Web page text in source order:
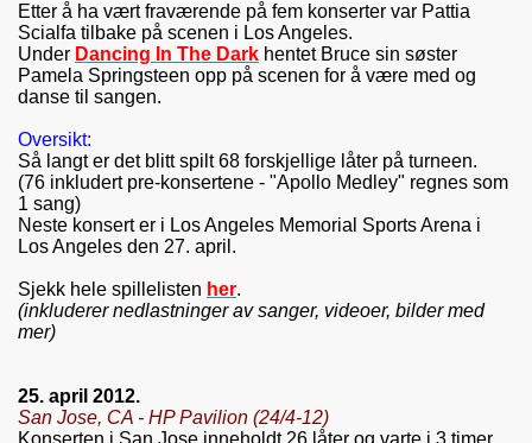
Etter å ha vært fraværende på fem konserter var Pattia
Scialfa tilbake på scenen i Los Angeles.
Under Dancing In The Dark hentet Bruce sin søster
Pamela Springsteen opp på scenen for å være med og
danse til sangen.
Oversikt:
Så langt er det blitt spilt 68 forskjellige låter på turneen.
(76 inkludert pre-konsertene - "Apollo Medley" regnes som
1 sang)
Neste konsert er i Los Angeles Memorial Sports Arena i
Los Angeles den 27. april.
Sjekk hele spillelisten her.
(inkluderer nedlastninger av sanger, videoer, bilder med
mer)
25. april 2012.
San Jose, CA - HP Pavilion (24/4-12)
Konserten i San Jose inneholdt 26 låter og varte i 3 timer